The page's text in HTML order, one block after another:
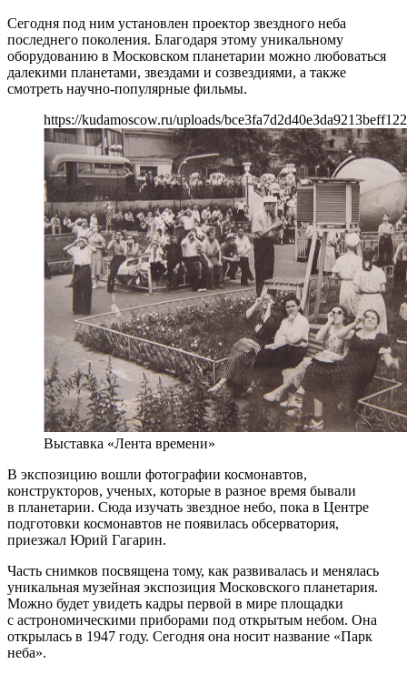
Сегодня под ним установлен проектор звездного неба
последнего поколения. Благодаря этому уникальному
оборудованию в Московском планетарии можно любоваться
далекими планетами, звездами и созвездиями, а также
смотреть научно-популярные фильмы.
https://kudamoscow.ru/uploads/
Выставка «Лента времени»
В экспозицию вошли фотографии космонавтов,
конструкторов, ученых, которые в разное время бывали
в планетарии. Сюда изучать звездное небо, пока в Центре
подготовки космонавтов не появилась обсерватория,
приезжал Юрий Гагарин.
Часть снимков посвящена тому, как развивалась и менялась
уникальная музейная экспозиция Московского планетария.
Можно будет увидеть кадры первой в мире площадки
с астрономическими приборами под открытым небом. Она
открылась в 1947 году. Сегодня она носит название «Парк
неба».